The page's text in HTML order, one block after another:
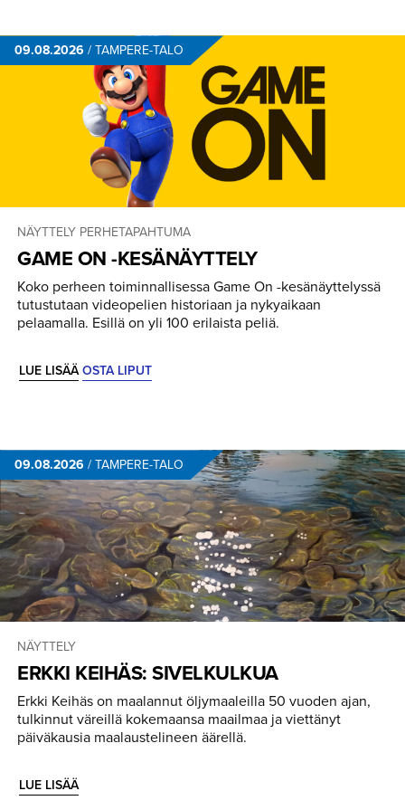
09.08.2026 /TAMPERE-TALO
NÄYTTELY PERHETAPAHTUMA
GAME ON -KESÄNÄYTTELY
Koko perheen toiminnallisessa Game On -kesänäyttelyssä
tutustutaan videopelien historiaan ja nykyaikaan
pelaamalla. Esillä on yli 100 erilaista peliä.
LUE LISÄÄOSTA LIPUT
09.08.2026 /TAMPERE-TALO
NÄYTTELY
ERKKI KEIHÄS: SIVELKULKUA
Erkki Keihäs on maalannut öljymaaleilla 50 vuoden ajan,
tulkinnut väreillä kokemaansa maailmaa ja viettänyt
päiväkausia maalaustelineen äärellä.
LUE LISÄÄ